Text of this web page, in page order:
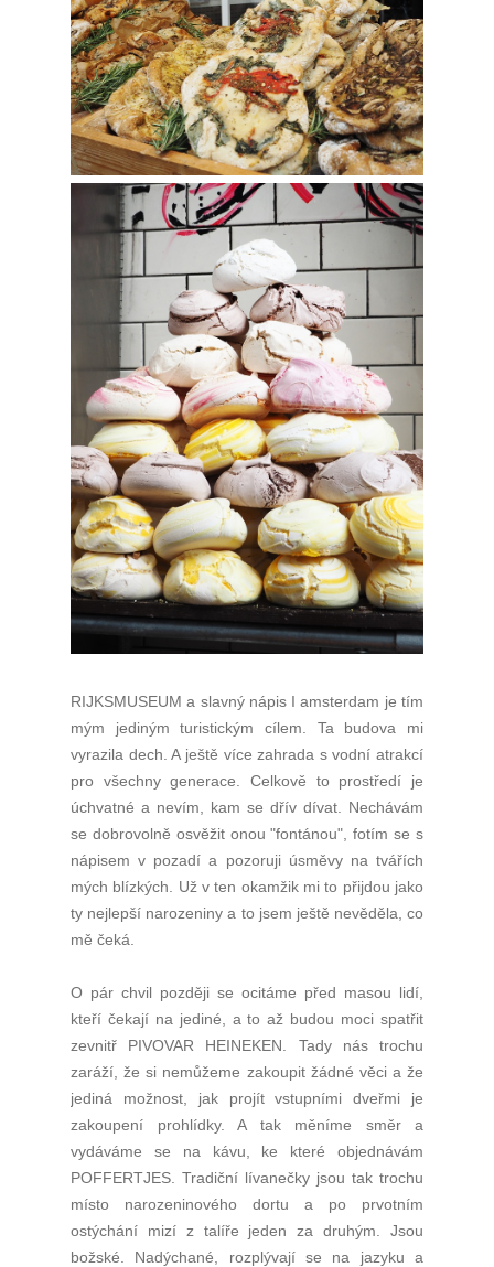
RIJKSMUSEUM a slavný nápis I amsterdam je tím
mým jediným turistickým cílem. Ta budova mi
vyrazila dech. A ještě více zahrada s vodní atrakcí
pro všechny generace. Celkově to prostředí je
úchvatné a nevím, kam se dřív dívat. Nechávám
se dobrovolně osvěžit onou "fontánou", fotím se s
nápisem v pozadí a pozoruji úsměvy na tvářích
mých blízkých. Už v ten okamžik mi to přijdou jako
ty nejlepší narozeniny a to jsem ještě nevěděla, co
mě čeká.
O pár chvil později se ocitáme před masou lidí,
kteří čekají na jediné, a to až budou moci spatřit
zevnitř PIVOVAR HEINEKEN. Tady nás trochu
zaráží, že si nemůžeme zakoupit žádné věci a že
jediná možnost, jak projít vstupními dveřmi je
zakoupení prohlídky. A tak měníme směr a
vydáváme se na kávu, ke které objednávám
POFFERTJES. Tradiční lívanečky jsou tak trochu
místo narozeninového dortu a po prvotním
ostýchání mizí z talíře jeden za druhým. Jsou
božské. Nadýchané, rozplývají se na jazyku a